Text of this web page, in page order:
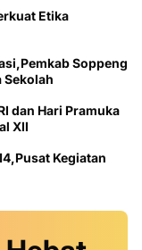
Etika
Soppeng
Sekolah
dan Hari Pramuka
XII
Kegiatan